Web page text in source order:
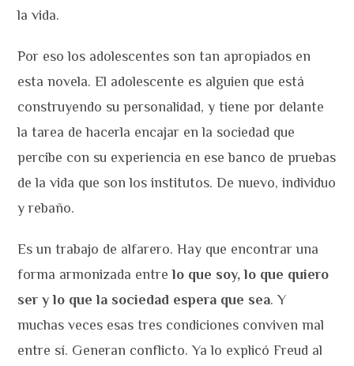
la vida.
Por eso los adolescentes son tan apropiados en
esta novela. El adolescente es alguien que está
construyendo su personalidad, y tiene por delante
la tarea de hacerla encajar en la sociedad que
percibe con su experiencia en ese banco de pruebas
de la vida que son los institutos. De nuevo, individuo
y rebaño.
Es un trabajo de alfarero. Hay que encontrar una
forma armonizada entrelo que soy, lo que quiero
ser y lo que la sociedad espera que sea. Y
muchas veces esas tres condiciones conviven mal
entre sí. Generan conflicto. Ya lo explicó Freud al